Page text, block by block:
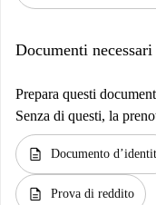
Documenti
Prepara questi
Senza di questi, la
description Documento
description Prova di reddito